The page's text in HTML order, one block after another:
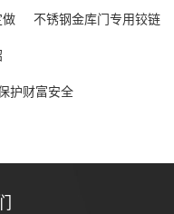
不锈钢金库门专用铰链
护财富安全